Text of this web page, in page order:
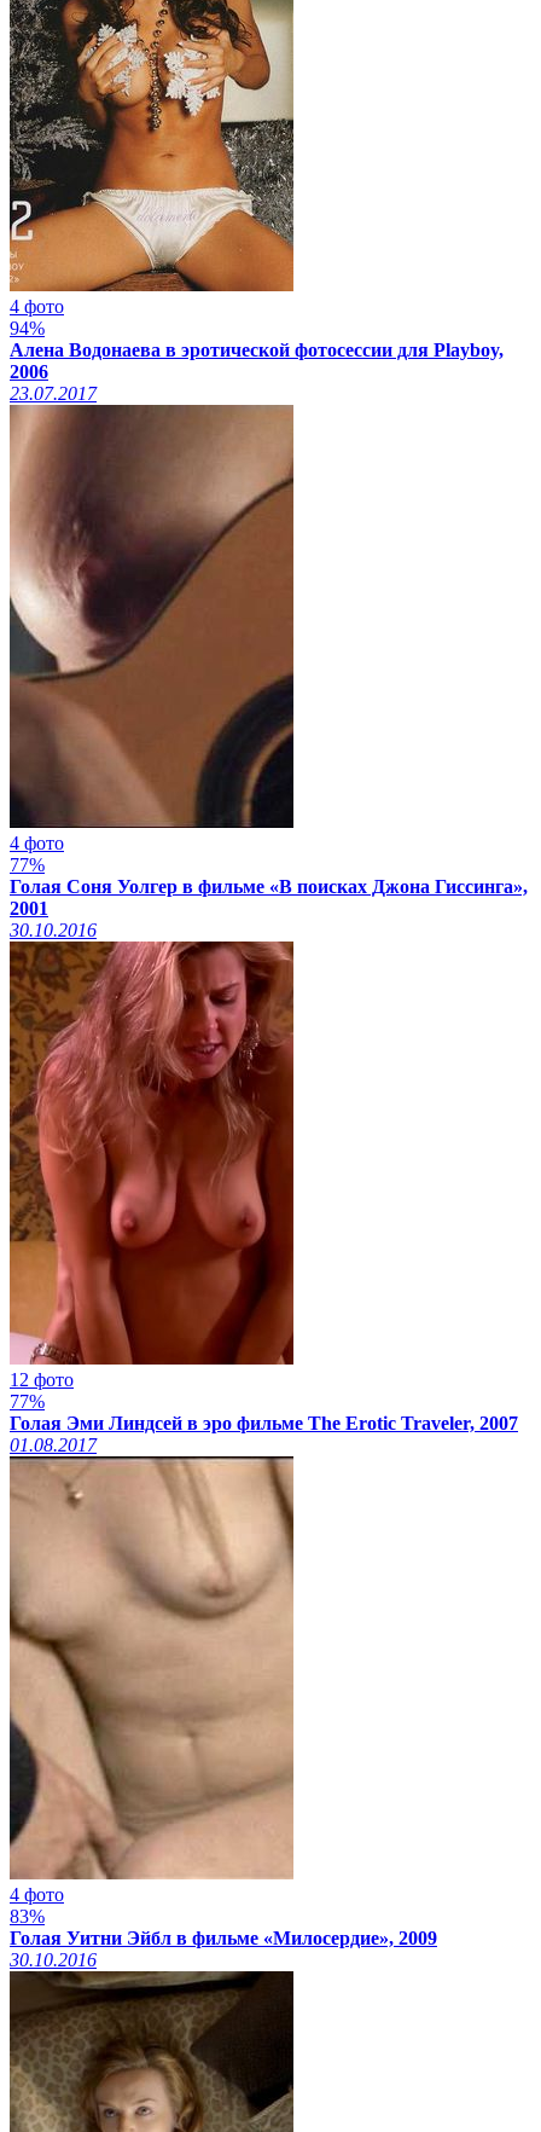
4 фото
94%
Алена Водонаева в эротической фотосессии для Playboy,
2006
23.07.2017
4 фото
77%
Голая Соня Уолгер в фильме «В поисках Джона Гиссинга»,
2001
30.10.2016
12 фото
77%
Голая Эми Линдсей в эро фильме The Erotic Traveler, 2007
01.08.2017
4 фото
83%
Голая Уитни Эйбл в фильме «Милосердие», 2009
30.10.2016